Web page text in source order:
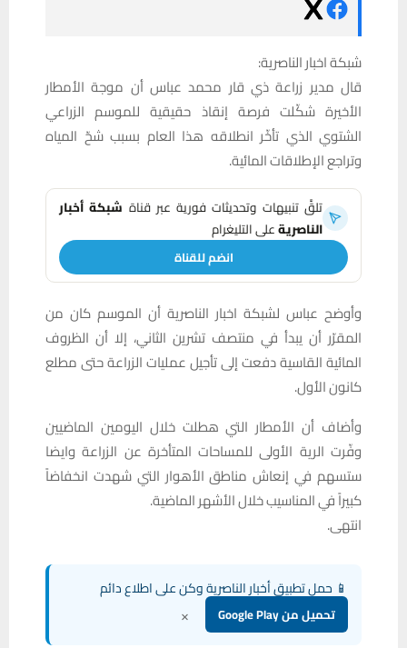
شبكة اخبار الناصرية:
قال مدير زراعة ذي قار محمد عباس أن موجة الأمطار
الأخيرة شكّلت فرصة إنقاذ حقيقية للموسم الزراعي
الشتوي الذي تأخّر انطلاقه هذا العام بسبب شحّ المياه
وتراجع الإطلاقات المائية.
تلقَّ تنبيهات وتحديثات فورية عبر قناة شبكة أخبار
الناصريةعلى التليغرام
انضم للقناة
وأوضح عباس لشبكة اخبار الناصرية أن الموسم كان من
المقرّر أن يبدأ في منتصف تشرين الثاني، إلا أن الظروف
المائية القاسية دفعت إلى تأجيل عمليات الزراعة حتى مطلع
كانون الأول.
وأضاف أن الأمطار التي هطلت خلال اليومين الماضيين
وفّرت الرية الأولى للمساحات المتأخرة عن الزراعة وايضا
ستسهم في إنعاش مناطق الأهوار التي شهدت انخفاضاً
كبيراً في المناسيب خلال الأشهر الماضية.
انتهى.
📱 حمل تطبيق أخبار الناصرية وكن على اطلاع دائم
تحميل من Google Play ×